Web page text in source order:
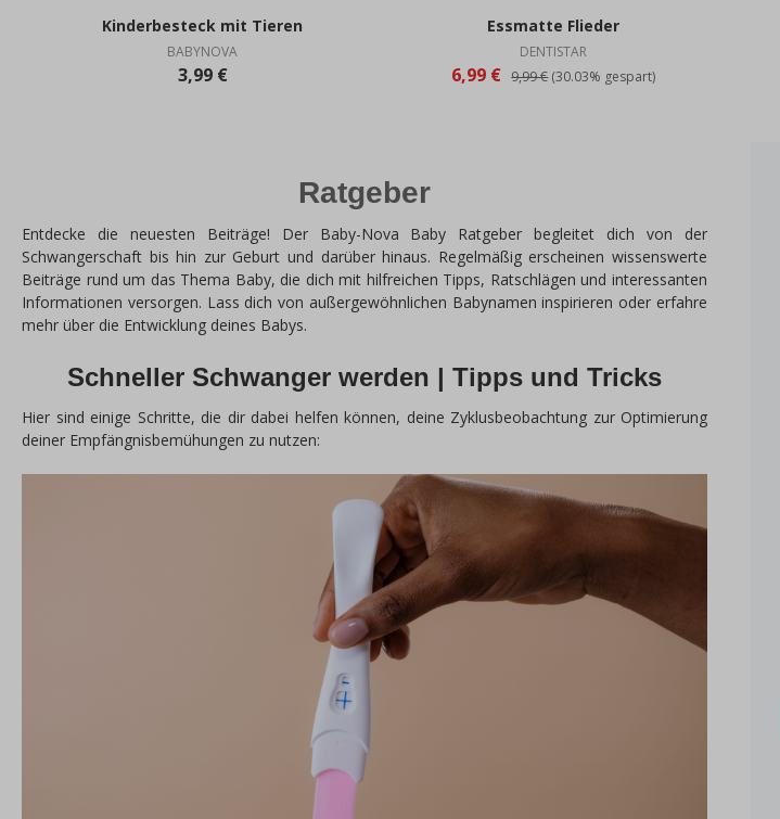
Kinderbesteck mit Tieren
BABYNOVA
3,99 €
Essmatte Flieder
DENTISTAR
6,99 € 9,99 € (30.03% gespart)
Ratgeber
Entdecke die neuesten Beiträge! Der Baby-Nova Baby Ratgeber begleitet dich von der
Schwangerschaft bis hin zur Geburt und darüber hinaus. Regelmäßig erscheinen wissenswerte
Beiträge rund um das Thema Baby, die dich mit hilfreichen Tipps, Ratschlägen und interessanten
Informationen versorgen. Lass dich von außergewöhnlichen Babynamen inspirieren oder erfahre
mehr über die Entwicklung deines Babys.
Schneller Schwanger werden | Tipps und Tricks
Hier sind einige Schritte, die dir dabei helfen können, deine Zyklusbeobachtung zur Optimierung
deiner Empfängnisbemühungen zu nutzen: